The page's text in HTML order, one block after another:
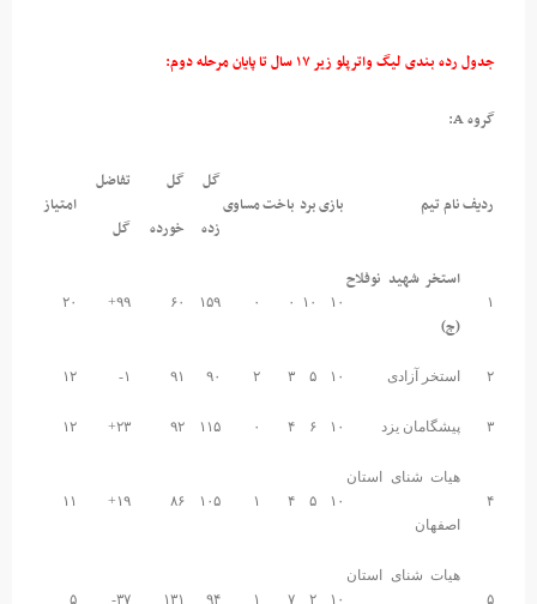
جدول رده بندی لیگ واترپلو زیر ۱۷ سال تا پایان مرحله دوم:
گروه A:
ردیفنام تیم بازیبرد باختمساوی
گل
زده
گل
خورده
تفاضل
گل
امتیاز
استخر شهید نوفلاح
(ج)
۱۰ ۱۰ ۱۵۹ ۶۰ ۹۹+ ۲۰
۲ استخر آزادی ۱۰ ۵ ۳ ۲ ۹۰ ۹۱ ۱۲
۳ پیشگامان یزد ۱۰ ۶ ۴ ۱۱۵ ۹۲ ۲۳+ ۱۲
۴
هیات شنای استان
اصفهان
۱۰ ۵ ۴ ۱۰۵ ۸۶ ۱۹+ ۱۱
۵
هیات شنای استان
۱۰ ۲ ۷ ۹۴ ۱۳۱ ۳۷- ۵